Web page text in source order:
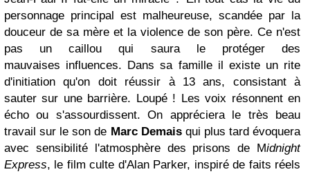
personnage principal est malheureuse, scandée par la
douceur de sa mère et la violence de son père. Ce n'est
pas un caillou qui saura le protéger des
mauvaises influences. Dans sa famille il existe un rite
d'initiation qu'on doit réussir à 13 ans, consistant à
sauter sur une barrière. Loupé ! Les voix résonnent en
écho ou s'assourdissent. On appréciera le très beau
travail sur le son de Marc Demaisqui plus tard évoquera
avec sensibilité l'atmosphère des prisons de Midnight
Express, le film culte d'Alan Parker, inspiré de faits réels